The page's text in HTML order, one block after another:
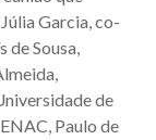
Garcia, co-
de Sousa,
de
Paulo de